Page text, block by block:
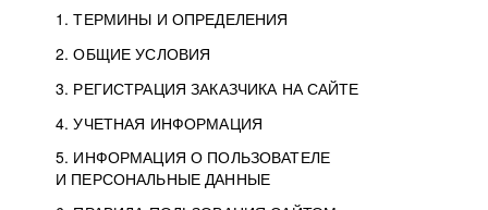
1. ТЕРМИНЫ И ОПРЕДЕЛЕНИЯ
2. ОБЩИЕ УСЛОВИЯ
3. РЕГИСТРАЦИЯ ЗАКАЗЧИКА НА САЙТЕ
4. УЧЕТНАЯ ИНФОРМАЦИЯ
5. ИНФОРМАЦИЯ О ПОЛЬЗОВАТЕЛЕ
И ПЕРСОНАЛЬНЫЕ ДАННЫЕ